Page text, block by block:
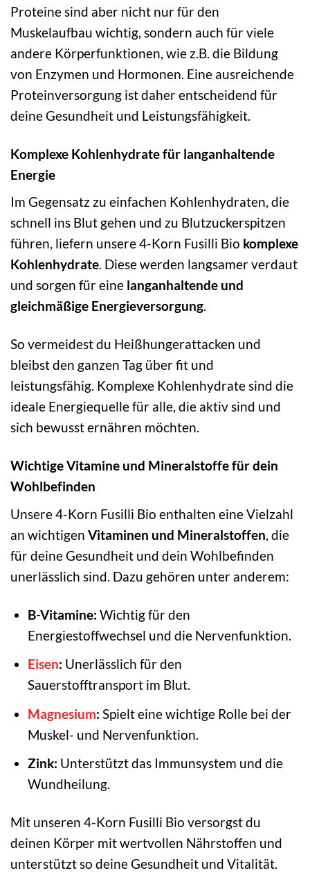
Proteine sind aber nicht nur für den
Muskelaufbau wichtig, sondern auch für viele
andere Körperfunktionen, wie z.B. die Bildung
von Enzymen und Hormonen. Eine ausreichende
Proteinversorgung ist daher entscheidend für
deine Gesundheit und Leistungsfähigkeit.
Komplexe Kohlenhydrate für langanhaltende
Energie
Im Gegensatz zu einfachen Kohlenhydraten, die
schnell ins Blut gehen und zu Blutzuckerspitzen
führen, liefern unsere 4-Korn Fusilli Bio komplexe
Kohlenhydrate. Diese werden langsamer verdaut
und sorgen für eine langanhaltende und
gleichmäßige Energieversorgung.
So vermeidest du Heißhungerattacken und
bleibst den ganzen Tag über fit und
leistungsfähig. Komplexe Kohlenhydrate sind die
ideale Energiequelle für alle, die aktiv sind und
sich bewusst ernähren möchten.
Wichtige Vitamine und Mineralstoffe für dein
Wohlbefinden
Unsere 4-Korn Fusilli Bio enthalten eine Vielzahl
an wichtigen Vitaminen und Mineralstoffen, die
für deine Gesundheit und dein Wohlbefinden
unerlässlich sind. Dazu gehören unter anderem:
B-Vitamine: Wichtig für den
Energiestoffwechsel und die Nervenfunktion.
Eisen: Unerlässlich für den
Sauerstofftransport im Blut.
Magnesium: Spielt eine wichtige Rolle bei der
Muskel- und Nervenfunktion.
Zink: Unterstützt das Immunsystem und die
Wundheilung.
Mit unseren 4-Korn Fusilli Bio versorgst du
deinen Körper mit wertvollen Nährstoffen und
unterstützt so deine Gesundheit und Vitalität.